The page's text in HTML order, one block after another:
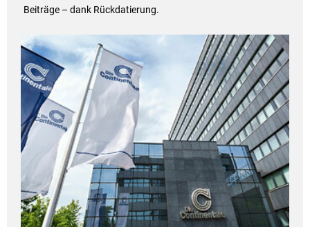
Beiträge – dank Rückdatierung.